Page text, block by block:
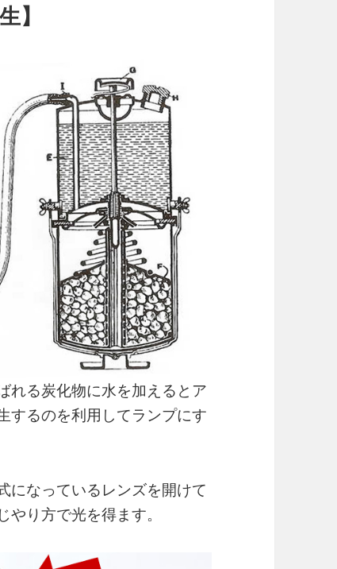
】
れる炭化物に水を加えるとア
するのを利用してランプにす
になっているレンズを開けて
り方で光を得ます。